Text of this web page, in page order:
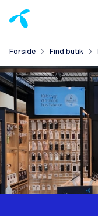
Forside Find butik